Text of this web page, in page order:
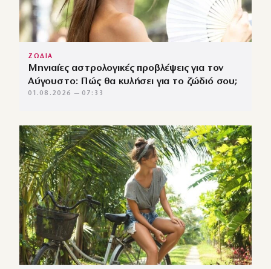
ΖΩΔΙΑ
Μηνιαίες αστρολογικές προβλέψεις για τον
Αύγουστο: Πώς θα κυλήσει για το ζώδιό σου;
01.08.2026 — 07:33